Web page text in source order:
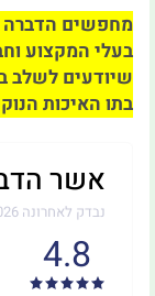
מחפשים הדברה
בעלי המקצוע
שיודעים לשלב
בתו האיכות
אשר
נבדק לאחרונה 03.08.2026
4.8